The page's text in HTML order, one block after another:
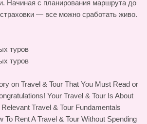
Начиная с планирования маршрута до
— все можно сработать живо.
туров
туров
on Travel & Tour That You Must Read or
Your Travel & Tour Is About
Relevant Travel & Tour Fundamentals
To Rent A Travel & Tour Without Spending